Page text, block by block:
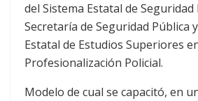
del Sistema Estatal de Seguridad
Secretaría de Seguridad Pública
Estatal de Estudios Superiores
Profesionalización Policial.
Modelo de cual se capacitó, en